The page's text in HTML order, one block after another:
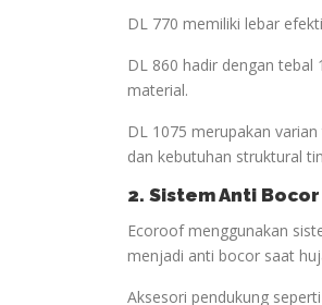
DL 770 memiliki lebar
DL 860 hadir dengan
material.
DL 1075 merupakan
dan kebutuhan struktural
2. Sistem Anti
Ecoroof menggunakan
menjadi anti bocor saat
Aksesori pendukung